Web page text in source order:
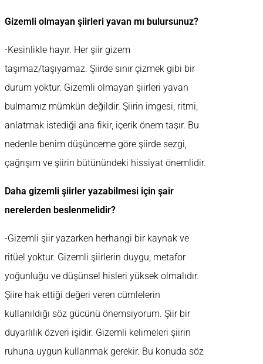
Gizemli olmayan şiirleri yavan mı bulursunuz?
-Kesinlikle hayır. Her şiir gizem
taşımaz/taşıyamaz. Şiirde sınır çizmek gibi bir
durum yoktur. Gizemli olmayan şiirleri yavan
bulmamız mümkün değildir. Şiirin imgesi, ritmi,
anlatmak istediği ana fikir, içerik önem taşır. Bu
nedenle benim düşünceme göre şiirde sezgi,
çağrışım ve şiirin bütünündeki hissiyat önemlidir.
Daha gizemli şiirler yazabilmesi için şair
nerelerden beslenmelidir?
-Gizemli şiir yazarken herhangi bir kaynak ve
ritüel yoktur. Gizemli şiirlerin duygu, metafor
yoğunluğu ve düşünsel hisleri yüksek olmalıdır.
Şiire hak ettiği değeri veren cümlelerin
kullanıldığı söz gücünü önemsiyorum. Şiir bir
duyarlılık özveri işidir. Gizemli kelimeleri şiirin
ruhuna uygun kullanmak gerekir. Bu konuda söz